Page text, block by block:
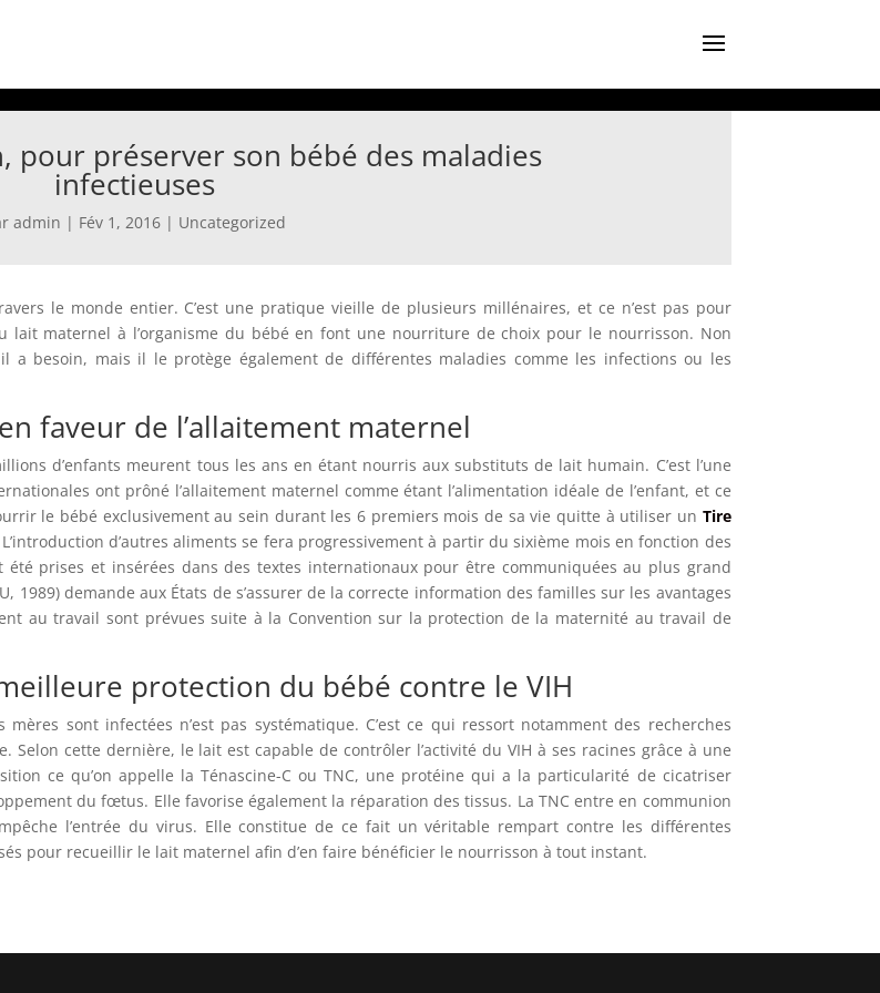
pour préserver son bébé des maladies
infectieuses
admin | Fév 1, 2016 | Uncategorized
le monde entier. C’est une pratique vieille de plusieurs millénaires, et ce n’est pas pour
lait maternel à l’organisme du bébé en font une nourriture de choix pour le nourrisson. Non
besoin, mais il le protège également de différentes maladies comme les infections ou les
faveur de l’allaitement maternel
d’enfants meurent tous les ans en étant nourris aux substituts de lait humain. C’est l’une
ont prôné l’allaitement maternel comme étant l’alimentation idéale de l’enfant, et ce
le bébé exclusivement au sein durant les 6 premiers mois de sa vie quitte à utiliser un Tire
d’autres aliments se fera progressivement à partir du sixième mois en fonction des
prises et insérées dans des textes internationaux pour être communiquées au plus grand
1989) demande aux États de s’assurer de la correcte information des familles sur les avantages
au travail sont prévues suite à la Convention sur la protection de la maternité au travail de
protection du bébé contre le VIH
sont infectées n’est pas systématique. C’est ce qui ressort notamment des recherches
cette dernière, le lait est capable de contrôler l’activité du VIH à ses racines grâce à une
ce qu’on appelle la Ténascine-C ou TNC, une protéine qui a la particularité de cicatriser
du fœtus. Elle favorise également la réparation des tissus. La TNC entre en communion
l’entrée du virus. Elle constitue de ce fait un véritable rempart contre les différentes
pour recueillir le lait maternel afin d’en faire bénéficier le nourrisson à tout instant.